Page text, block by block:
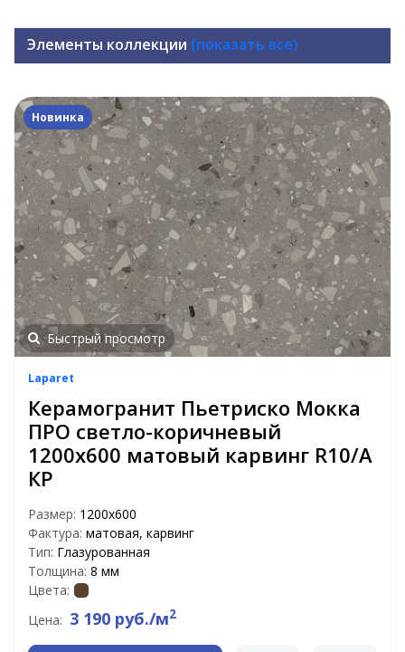
Элементы коллекции (показать все)
Новинка
Быстрый просмотр
Laparet
Керамогранит Пьетриско Мокка
ПРО светло-коричневый
1200x600 матовый карвинг R10/A
КР
Размер: 1200x600
Фактура: матовая, карвинг
Тип: Глазурованная
Толщина: 8 мм
Цвета:
Цена: 3 190 руб./м2